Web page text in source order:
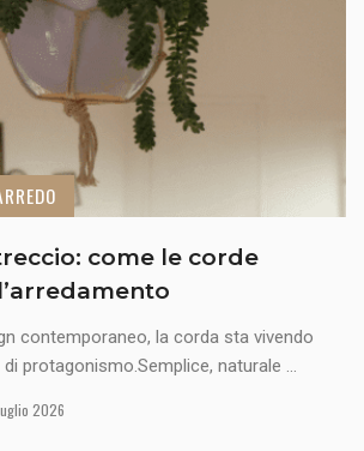
come le corde
contemporaneo, la corda sta vivendo
protagonismo.Semplice, naturale ...
2026